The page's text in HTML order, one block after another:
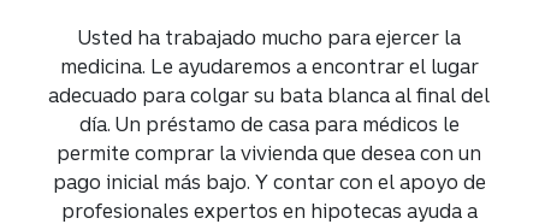
Usted ha trabajado mucho para ejercer la
medicina. Le ayudaremos a encontrar el lugar
adecuado para colgar su bata blanca al final del
día. Un préstamo de casa para médicos le
permite comprar la vivienda que desea con un
pago inicial más bajo. Y contar con el apoyo de
profesionales expertos en hipotecas ayuda a